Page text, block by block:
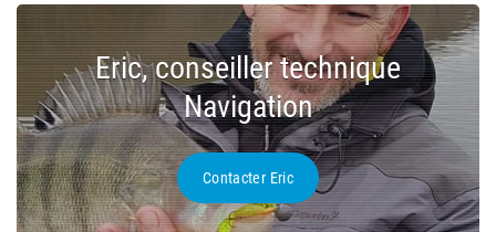
Eric, conseiller technique
Navigation
Contacter Eric